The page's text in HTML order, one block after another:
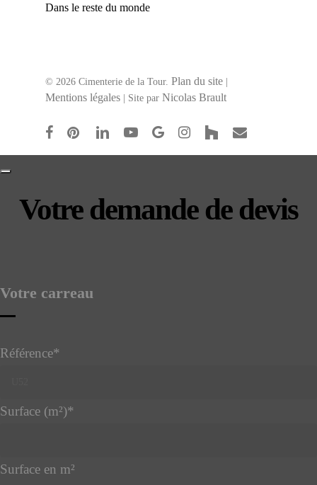
Dans le reste du monde
© 2026 Cimenterie de la Tour. Plan du site
Mentions légales | Site par Nicolas Brault
facebookpinterestlinkedinyoutubegoogle-instagram
houzz email
Votre demande de devis
Votre carreau
Référence*
Surface (m²)*
Surface en m²